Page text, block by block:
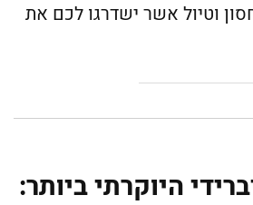
וטיול אשר ישדרגו לכם את
היוקרתי ביותר: